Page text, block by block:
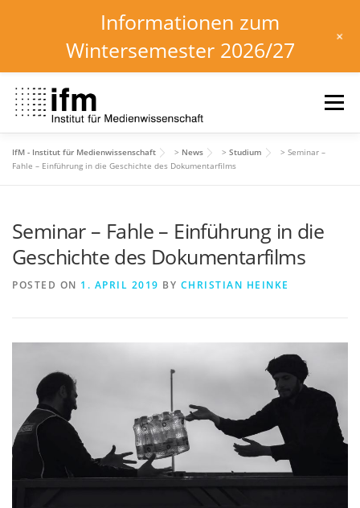
content
Menu
HOME NEWS KALENDER
INSTITUT FORSCHUNG DOWNLOADS
IfM - Institut für Medienwissenschaft > News > Studium > Seminar –
Fahle – Einführung in die Geschichte des Dokumentarfilms
Seminar – Fahle – Einführung in die
Geschichte des Dokumentarfilms
POSTED ON 1. APRIL 2019 BY CHRISTIAN HEINKE
Informationen zum
Wintersemester 2026/27
+